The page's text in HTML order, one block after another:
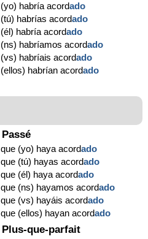
(yo) habría acordado
(tú) habrías acordado
(él) habría acordado
(ns) habríamos acordado
(vs) habríais acordado
(ellos) habrían acordado
Passé
que (yo) haya acordado
que (tú) hayas acordado
que (él) haya acordado
que (ns) hayamos acordado
que (vs) hayáis acordado
que (ellos) hayan acordado
Plus-que-parfait